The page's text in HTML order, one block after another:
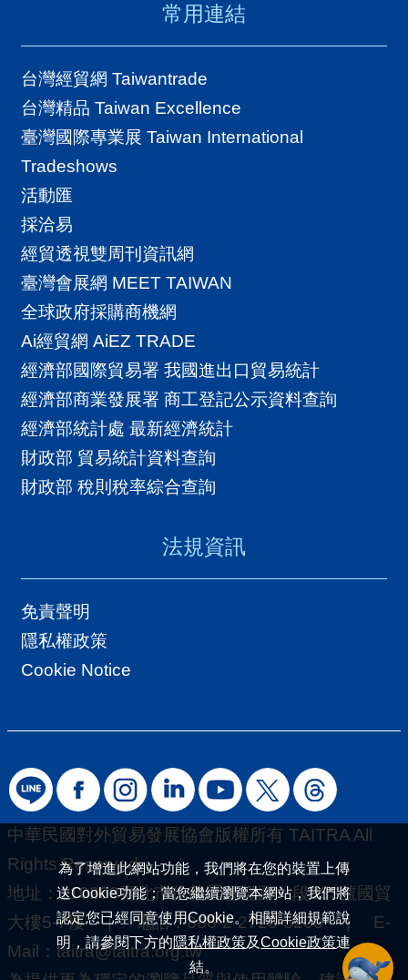
為了增進此網站功能，我們將在您的裝置上傳
送Cookie功能；當您繼續瀏覽本網站，我們將
認定您已經同意使用Cookie。相關詳細規範說
明，請參閱下方的隱私權政策及Cookie政策連
結。
常用連結
台灣經貿網 Taiwantrade
台灣精品 Taiwan Excellence
臺灣國際專業展 Taiwan International
Tradeshows
活動匯
採洽易
經貿透視雙周刊資訊網
臺灣會展網 MEET TAIWAN
全球政府採購商機網
Ai經貿網 AiEZ TRADE
經濟部國際貿易署 我國進出口貿易統計
經濟部商業發展署 商工登記公示資料查詢
經濟部統計處 最新經濟統計
財政部 貿易統計資料查詢
財政部 稅則稅率綜合查詢
法規資訊
免責聲明
隱私權政策
Cookie Notice
中華民國對外貿易發展協會版權所有 TAITRA All
Rights Reserved.
地址：110208臺北市信義區基隆路一段333號國貿
大樓5-7樓 | 電話：886-2-2725-5200 | E-
Mail： taitra@taitra.org.tw